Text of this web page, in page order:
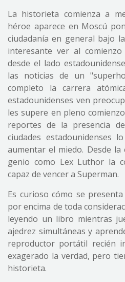
La historieta comienza a
héroe aparece en Moscú
ciudadanía en general bajo
interesante ver al
desde el lado
las noticias de un
completo la carrera
estadounidenses ven
les supere en pleno
reportes de la presencia
ciudades estadounidenses
aumentar el miedo. Desde
genio como Lex Luthor la
capaz de vencer a Superman.
Es curioso cómo se
por encima de toda
leyendo un libro mientras
ajedrez simultáneas y
reproductor portátil recién
exagerado la verdad, pero
historieta.